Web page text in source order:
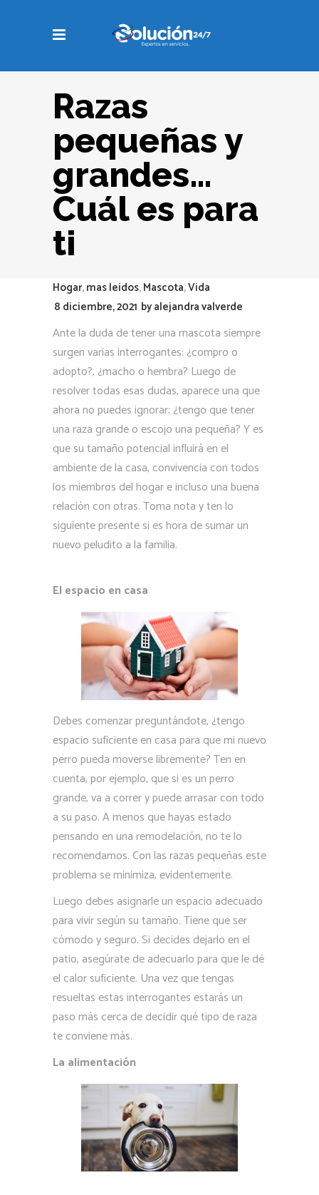
Razas
pequeñas y
grandes…
Cuál es para
ti
Hogar,mas leidos,Mascota,Vida
8 diciembre, 2021 byalejandra valverde
Ante la duda de tener una mascota siempre
surgen varias interrogantes: ¿compro o
adopto?, ¿macho o hembra? Luego de
resolver todas esas dudas, aparece una que
ahora no puedes ignorar; ¿tengo que tener
una raza grande o escojo una pequeña? Y es
que su tamaño potencial influirá en el
ambiente de la casa, convivencia con todos
los miembros del hogar e incluso una buena
relación con otras. Toma nota y ten lo
siguiente presente si es hora de sumar un
nuevo peludito a la familia.
El espacio en casa
Debes comenzar preguntándote, ¿tengo
espacio suficiente en casa para que mi nuevo
perro pueda moverse libremente? Ten en
cuenta, por ejemplo, que si es un perro
grande, va a correr y puede arrasar con todo
a su paso. A menos que hayas estado
pensando en una remodelación, no te lo
recomendamos. Con las razas pequeñas este
problema se minimiza, evidentemente.
Luego debes asignarle un espacio adecuado
para vivir según su tamaño. Tiene que ser
cómodo y seguro. Si decides dejarlo en el
patio, asegúrate de adecuarlo para que le dé
el calor suficiente. Una vez que tengas
resueltas estas interrogantes estarás un
paso más cerca de decidir qué tipo de raza
te conviene más.
La alimentación